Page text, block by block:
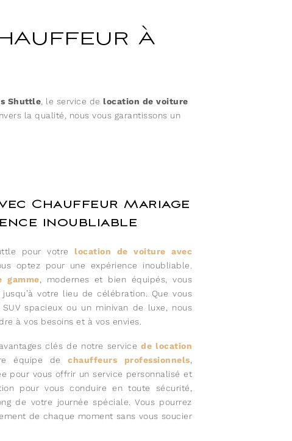
à
Shuttle , le service delocation de voiture
la qualité, nous vous garantissons un
Chauffeur Mariage
inoubliable
pour votre location de voiture avec
optez pour une expérience inoubliable.
gamme , modernes et bien équipés, vous
votre lieu de célébration. Que vous
spacieux ou un minivan de luxe, nous
à vos besoins et à vos envies.
clés de notre servicede location
équipe dechauffeurs professionnels
pour vous offrir un service personnalisé et
pour vous conduire en toute sécurité,
de votre journée spéciale. Vous pourrez
de chaque moment sans vous soucier